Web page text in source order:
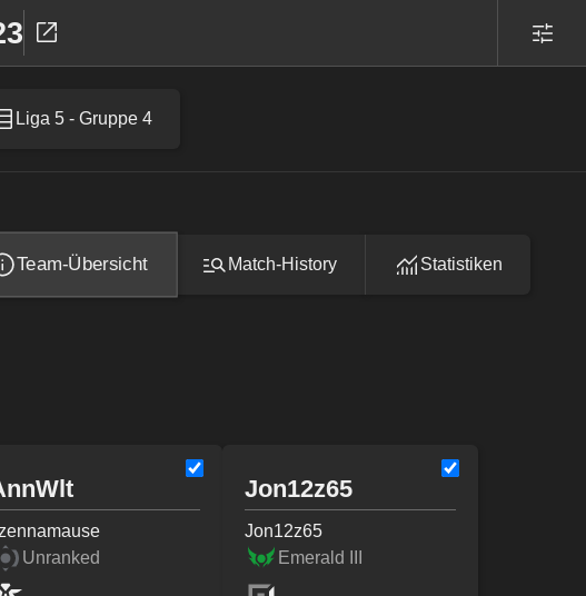
Liga 5 - Gruppe 4
Team-Übersicht Match-History Statistiken
Unranked
Jon12z65
Jon12z65
Emerald III